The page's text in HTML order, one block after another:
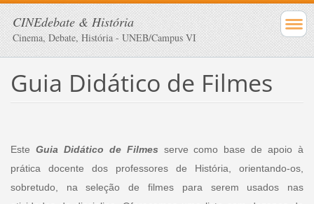
CINEdebate & História
Cinema, Debate, História - UNEB/Campus VI
Guia Didático de Filmes
Este Guia Didático de Filmes serve como base de apoio à
prática docente dos professores de História, orientando-os,
sobretudo, na seleção de filmes para serem usados nas